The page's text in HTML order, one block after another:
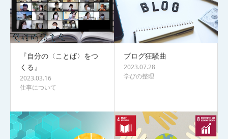
『自分の〈ことば〉をつ
くる』
2023.03.16
仕事について
ブログ狂騒曲
2023.07.28
学びの整理